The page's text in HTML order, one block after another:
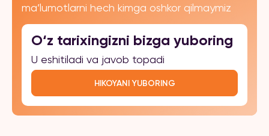
ma’lumotlarni hech kimga oshkor qilmaymiz
O‘z tarixingizni bizga yuboring
U eshitiladi va javob topadi
HIKOYANI YUBORING